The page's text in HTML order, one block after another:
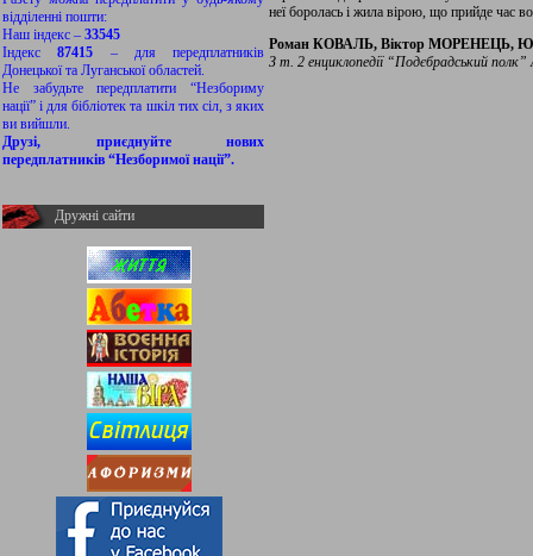
відділенні пошти:
Наш індекс – 33545
Індекс87415 – для передплатників
Донецької та Луганської областей.
Не забудьте передплатити “Незбориму
нації” і для бібліотек та шкіл тих сіл, з яких
ви вийшли.
Друзі, приєднуйте нових
передплатників “Незборимої нації”.
Дружні сайти
неї боролась і жила вірою, що прийде час
Роман КОВАЛЬ, Віктор МОРЕНЕЦЬ,
З т. 2 енциклопедії “Подєбрадський